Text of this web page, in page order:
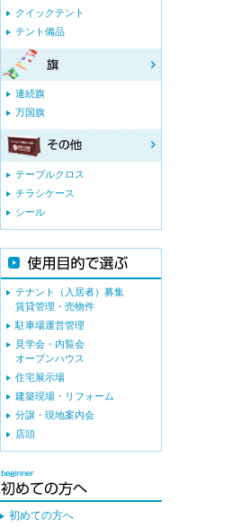
クイックテント
テント備品
連続旗
万国旗
テーブルクロス
チラシケース
シール
テナント（入居者）募集
賃貸管理・売物件
駐車場運営管理
見学会・内覧会
オープンハウス
住宅展示場
建築現場・リフォーム
分譲・現地案内会
店頭
初めての方へ